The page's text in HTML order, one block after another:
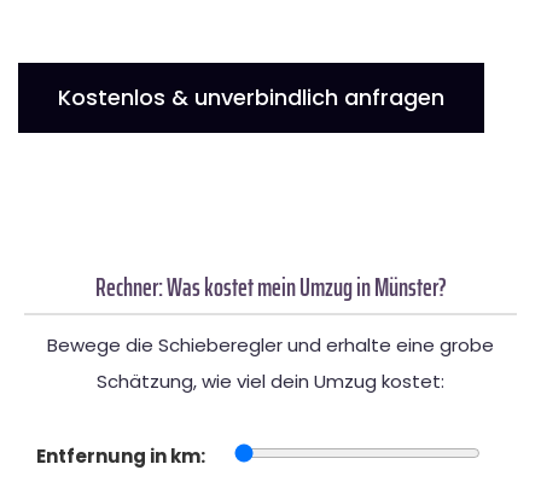
Kostenlos & unverbindlich anfragen
Rechner: Was kostet mein Umzug in Münster?
Bewege die Schieberegler und erhalte eine grobe
Schätzung, wie viel dein Umzug kostet:
Entfernung in km: